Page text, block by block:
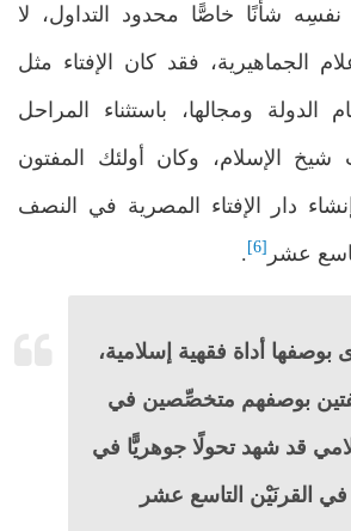
شأنًا خاصًّا محدود التداول، لا
الجماهيرية، فقد كان الإفتاء مثل
الدولة ومجالها، باستثناء المراحل
الإسلام، وكان أولئك المفتون
دار الإفتاء المصرية في النصف
عشر [6]
.
بوصفها أداة فقهية إسلامية،
بوصفهم متخصِّصين في
قد شهد تحولًا جوهريًّا في
القرنَيْن التاسع عشر